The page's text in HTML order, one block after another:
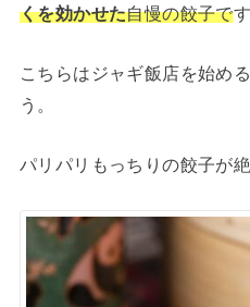
くを効かせた自慢の餃子です
こちらはジャギ飯店を始め
う。
パリパリもっちりの餃子が絶